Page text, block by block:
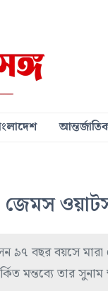
জেমস
৯৭ বছর বয়সে মারা
মন্তব্যে তার সুনাম